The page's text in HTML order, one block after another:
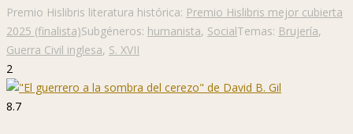
Premio Hislibris literatura histórica: Premio Hislibris mejor cubierta
2025 (finalista)Subgéneros: humanista, SocialTemas: Brujería,
Guerra Civil inglesa, S. XVII
2
8.7